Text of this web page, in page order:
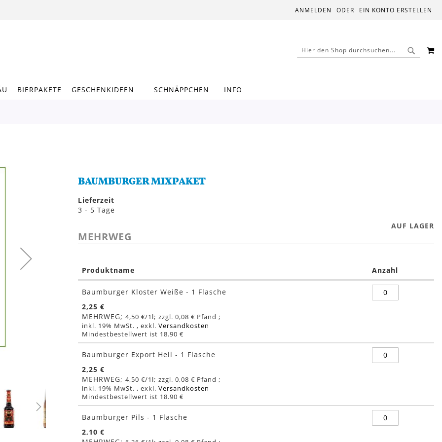
ANMELDEN EIN KONTO ERSTELLEN
SUCHE
BIERPAKETE GESCHENKIDEEN SCHNÄPPCHEN INFO
BAUMBURGER MIXPAKET
Lieferzeit
3 - 5 Tage
MEHRWEG
AUF LAGER
Produkte
Artikel
Produktname Anzahl
Baumburger Kloster Weiße - 1 Flasche
2,25 €
MEHRWEG
4,50 €/1l
0,08 €
inkl. 19% MwSt. ,exkl.Versandkosten
Mindestbestellwert ist 18.90 €
Baumburger Export Hell - 1 Flasche
2,25 €
MEHRWEG
4,50 €/1l
0,08 €
inkl. 19% MwSt. ,exkl.Versandkosten
Mindestbestellwert ist 18.90 €
Baumburger Pils - 1 Flasche
2,10 €